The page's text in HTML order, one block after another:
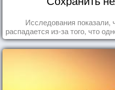
Исследования
распадается из-за того, что
та роль, которая